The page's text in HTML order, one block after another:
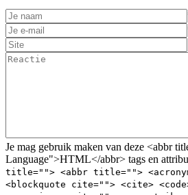
Je mag gebruik maken van deze <abbr
Language">HTML</abbr> tags en
title=""> <abbr title="">
<blockquote cite=""> <cite>